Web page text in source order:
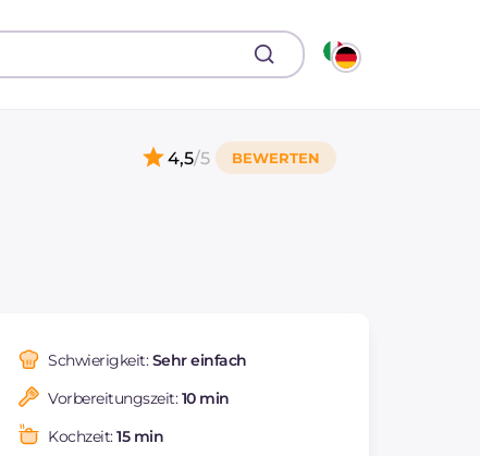
4,5/5
Schwierigkeit:Sehr einfach
Vorbereitungszeit:10 min
Kochzeit:15 min